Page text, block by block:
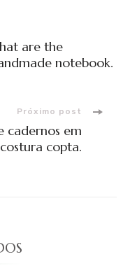
are the
notebook.
Próximo post
cadernos em
costura copta.